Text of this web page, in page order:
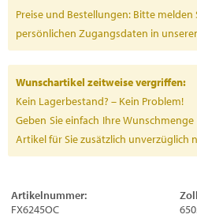
Preise und Bestellungen: Bitte melden
persönlichen Zugangsdaten in
Wunschartikel zeitweise vergriffen:
Kein Lagerbestand? – Kein Problem!
Geben Sie einfach Ihre
Artikel für Sie zusätzlich unverzüglich
Artikelnummer:
FX6245OC